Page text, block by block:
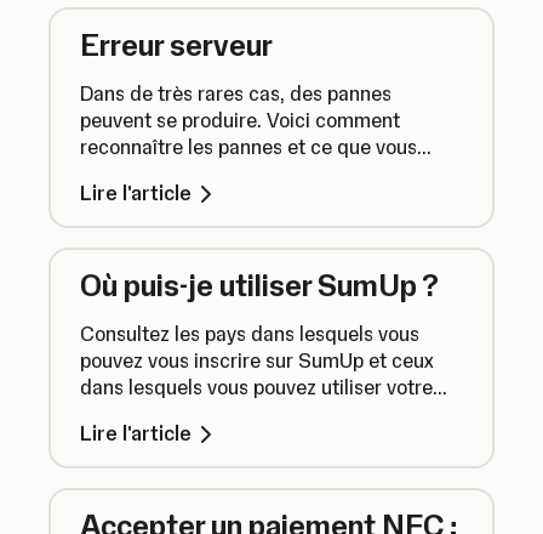
Erreur serveur
Dans de très rares cas, des pannes
peuvent se produire. Voici comment
reconnaître les pannes et ce que vous
Lire l'article
Où puis-je utiliser SumUp ?
Consultez les pays dans lesquels vous
pouvez vous inscrire sur SumUp et ceux
dans lesquels vous pouvez utiliser votre
temporaire.
Lire l'article
Accepter un paiement NFC ;